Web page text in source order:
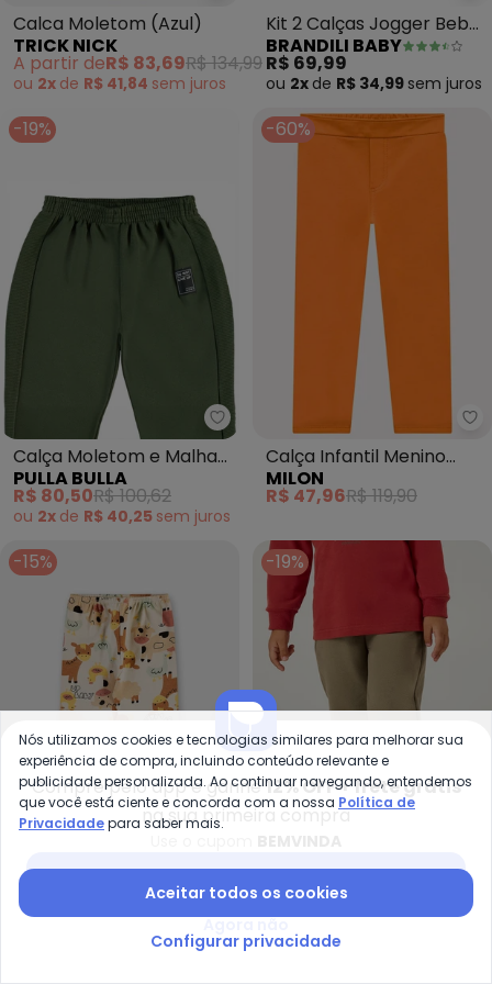
Calca Moletom (Azul)
TRICK NICK
A partir deR$ 83,69R$ 134,99
ou 2x de R$ 41,84 sem juros
Kit 2 Calças Jogger Bebê
Unissex (Vermelho)
BRANDILI BABY
R$ 69,99
ou 2x de R$ 34,99 sem juros
-19%
Pulla Bulla - Calça Moletom e
Calça Moletom e Malha
Relevo (Verde)
PULLA BULLA
R$ 80,50R$ 100,62
ou 2x de R$ 40,25 sem juros
-60%
Calça Infantil Menino
Básica (Laranja)
MILON
R$ 47,96R$ 119,90
-15%
Calça Suedine Punho
Estampado
UP BABY
-19%
Calça Moletom (Verde)
PULLA BULLA
R$ 67,74
ou2xdeR$ 33,87
Compre pelo app e ganhe12% OFF + frete grátis
na sua primeira compra
Nós utilizamos cookies e tecnologias similares para melhorar sua
experiência de compra, incluindo conteúdo relevante e
publicidade personalizada. Ao continuar navegando, entendemos
que você está ciente e concorda com a nossa Política de
Privacidadepara saber mais.
Aceitar todos os cookies
Configurar privacidade